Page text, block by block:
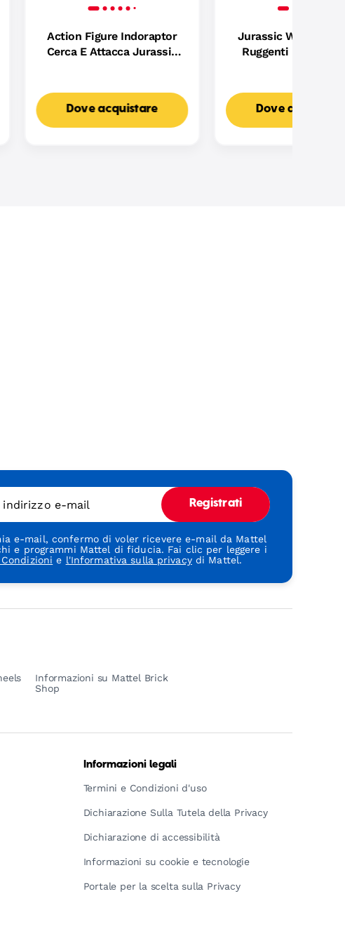
Action Figure Indoraptor
Cerca E Attacca Jurassic
Dove acquistare
Jurassic World
Ruggenti
Dove
e-mail Registrati
e-mail, confermo di voler ricevere e-mail da Mattel
e programmi Mattel di fiducia. Fai clic per leggere i
e l'Informativa sulla privacydi Mattel.
Informazioni su Mattel Brick
Shop
Informazioni legali
Termini e Condizioni d'uso
Dichiarazione Sulla Tutela della Privacy
Dichiarazione di accessibilità
Informazioni su cookie e tecnologie
Portale per la scelta sulla Privacy